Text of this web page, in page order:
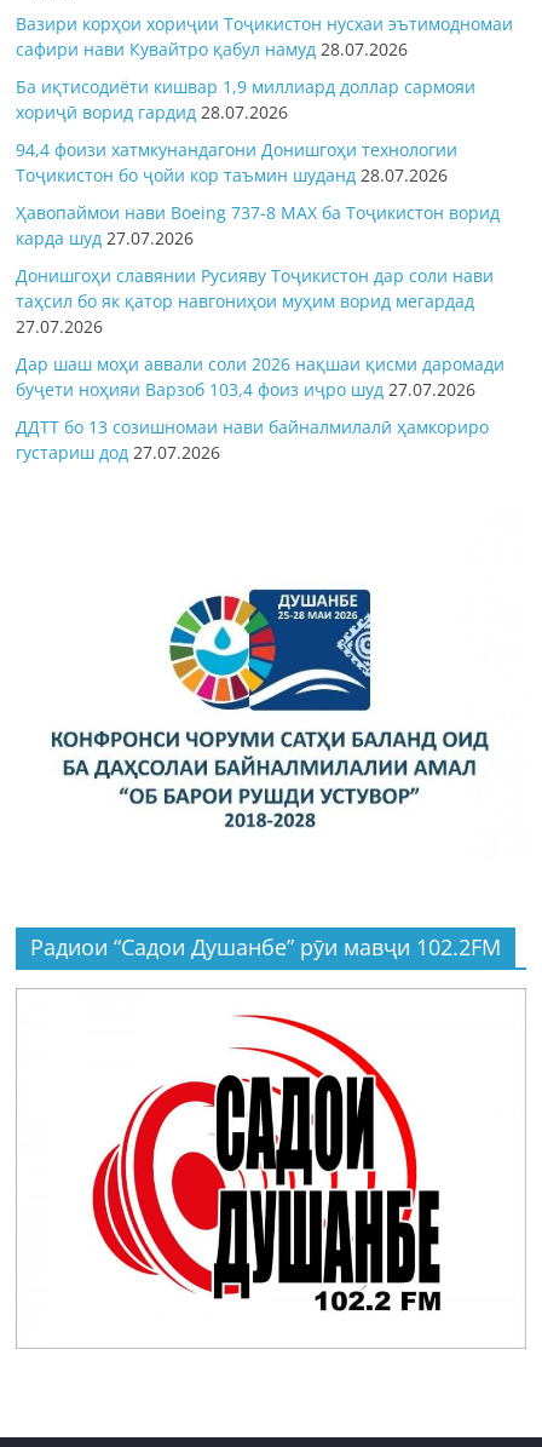
Вазири корҳои хориҷии Тоҷикистон нусхаи эътимодномаи
сафири нави Кувайтро қабул намуд 28.07.2026
Ба иқтисодиёти кишвар 1,9 миллиард доллар сармояи
хориҷӣ ворид гардид 28.07.2026
94,4 фоизи хатмкунандагони Донишгоҳи технологии
Тоҷикистон бо ҷойи кор таъмин шуданд 28.07.2026
Ҳавопаймои нави Boeing 737-8 MAX ба Тоҷикистон ворид
карда шуд 27.07.2026
Донишгоҳи славянии Русияву Тоҷикистон дар соли нави
таҳсил бо як қатор навгониҳои муҳим ворид мегардад
27.07.2026
Дар шаш моҳи аввали соли 2026 нақшаи қисми даромади
буҷети ноҳияи Варзоб 103,4 фоиз иҷро шуд 27.07.2026
ДДТТ бо 13 созишномаи нави байналмилалӣ ҳамкориро
густариш дод 27.07.2026
Радиои “Садои Душанбе” рӯи мавҷи 102.2FM